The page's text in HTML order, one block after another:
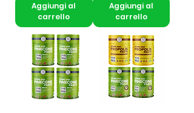
Aggiungi al
carrello
Aggiungi al
carrello